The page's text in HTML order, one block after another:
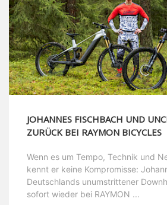
JOHANNES FISCHBACH UND
ZURÜCK BEI RAYMON BICYCLES
Wenn es um Tempo, Technik und
kennt er keine Kompromisse:
Deutschlands unumstrittener
sofort wieder bei RAYMON ...